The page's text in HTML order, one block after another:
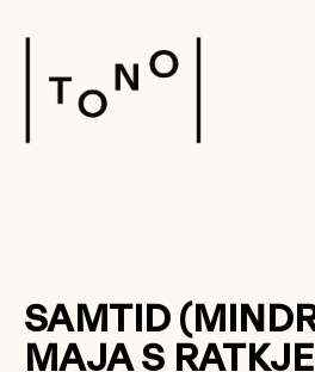
SAMTID
MAJA S